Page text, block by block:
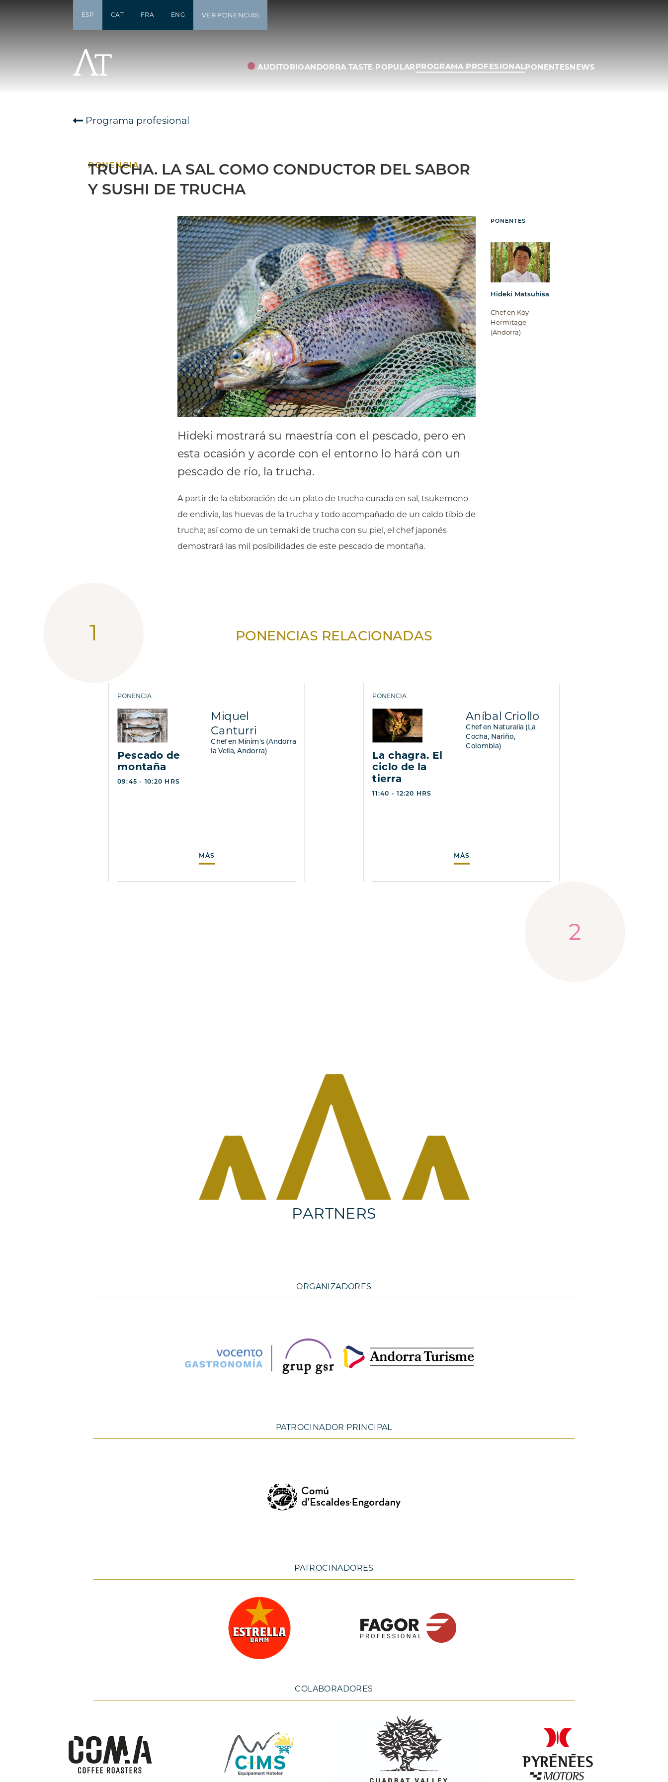
ESP CAT FRA ENG VER PONENCIAS
AUDITORIOANDORRA TASTE POPULARPROGRAMA PROFESIONALPONENTESNEWS
Programa profesional
PONENCIA
TRUCHA. LA SAL COMO CONDUCTOR DEL SABOR
Y SUSHI DE TRUCHA
Hideki mostrará su maestría con el pescado, pero en
esta ocasión y acorde con el entorno lo hará con un
pescado de río, la trucha.
PONENTES
Hideki Matsuhisa
Chef en Koy
Hermitage
(Andorra)
A partir de la elaboración de un plato de trucha curada en sal, tsukemono
de endivia, las huevas de la trucha y todo acompañado de un caldo tibio de
trucha; así como de un temaki de trucha con su piel, el chef japonés
demostrará las mil posibilidades de este pescado de montaña.
PONENCIAS RELACIONADAS
PONENCIA
Pescado de
montaña
09:45 - 10:20 HRS
Miquel
Canturri
Chef en Mínim's (Andorra
la Vella, Andorra)
MÁS
PONENCIA
La chagra. El
ciclo de la
tierra
11:40 - 12:20 HRS
Aníbal Criollo
Chef en Naturalia (La
Cocha, Nariño,
Colombia)
MÁS
PARTNERS
ORGANIZADORES
PATROCINADOR PRINCIPAL
PATROCINADORES
COLABORADORES